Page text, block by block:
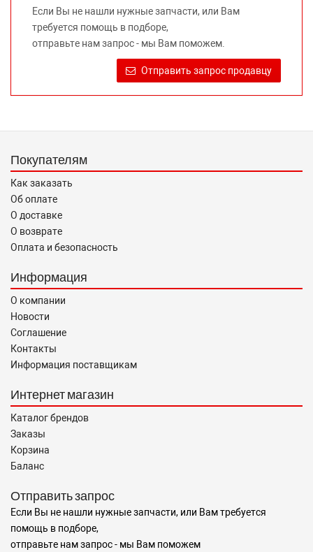
правообладателей указанных товарных знаков.
Требование предоставлять покупателю необходимую и
достоверную информацию о товаре, предлагаемом к
продаже, обеспечивающую возможность их правильного
выбора возложено на продавца (изготовителя) Законом
«О защите прав потребителей».
Если Вы не нашли нужные запчасти, или Вам
требуется помощь в подборе,
отправьте нам запрос - мы Вам поможем.
Отправить запрос продавцу
Покупателям
Как заказать
Об оплате
О доставке
О возврате
Оплата и безопасность
Информация
О компании
Новости
Соглашение
Контакты
Информация поставщикам
Интернет магазин
Каталог брендов
Заказы
Корзина
Баланс
Отправить запрос
Если Вы не нашли нужные запчасти, или Вам требуется
помощь в подборе,
отправьте нам запрос - мы Вам поможем